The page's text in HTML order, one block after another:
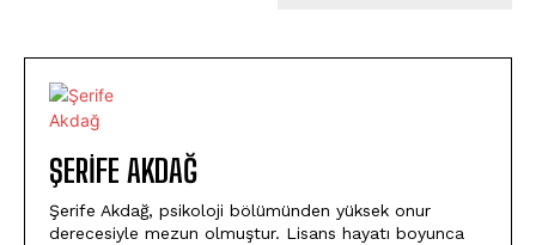
ŞERIFE AKDAĞ
Şerife Akdağ, psikoloji bölümünden yüksek onur
derecesiyle mezun olmuştur. Lisans hayatı boyunca